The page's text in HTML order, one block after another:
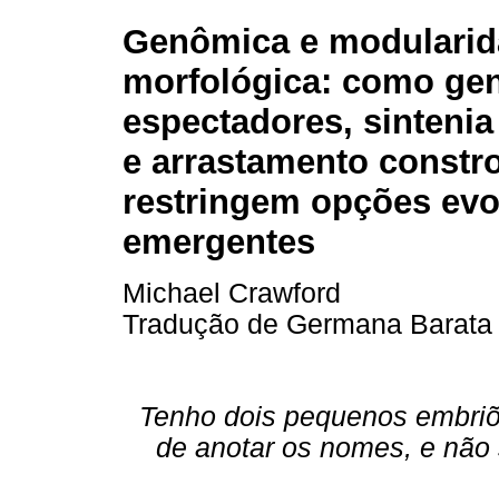
Genômica e
morfológica: como
espectadores,
e arrastamento
restringem opções
emergentes
Michael Crawford
Tradução de Germana Barata
Tenho dois pequenos
de anotar os nomes, e